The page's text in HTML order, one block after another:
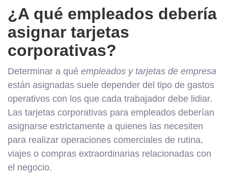
¿A qué empleados debería
asignar tarjetas
corporativas?
Determinar a qué empleados y tarjetas de empresa
están asignadas suele depender del tipo de gastos
operativos con los que cada trabajador debe lidiar.
Las tarjetas corporativas para empleados deberían
asignarse estrictamente a quienes las necesiten
para realizar operaciones comerciales de rutina,
viajes o compras extraordinarias relacionadas con
el negocio.